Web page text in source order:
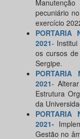
pecuniário
exercício
PORTARIA
2021- Institui
os cursos
Sergipe.
2021-
Estrutura
da
2021-
Gestão no